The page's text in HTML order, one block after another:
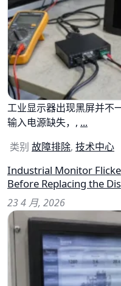
工业显示器出现黑屏并不
输入电源缺失，, ...
类别 故障排除, 技术中心
Industrial Monitor
Before Replacing the
23 4 月, 2026